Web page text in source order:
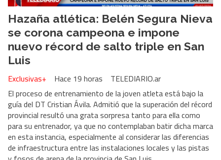
Hazaña atlética: Belén Segura Nieva
se corona campeona e impone
nuevo récord de salto triple en San
Luis
TELEDIARIO.ar
Exclusivas+
Hace 19 horas
El proceso de entrenamiento de la joven atleta está bajo la
guía del DT Cristian Ávila. Admitió que la superación del récord
provincial resultó una grata sorpresa tanto para ella como
para su entrenador, ya que no contemplaban batir dicha marca
en esta instancia, especialmente al considerar las diferencias
de infraestructura entre las instalaciones locales y las pistas